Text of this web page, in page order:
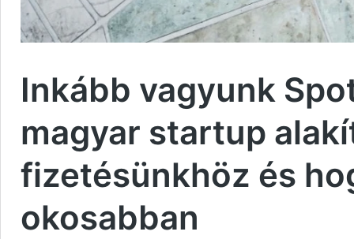
Inkább vagyunk
magyar startup
fizetésünkhöz és
okosabban